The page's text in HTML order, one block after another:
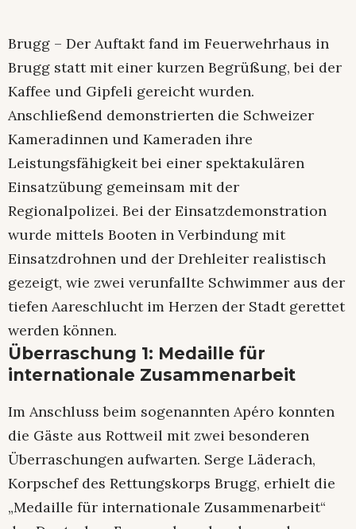
Brugg – Der Auftakt fand im Feuerwehrhaus in
Brugg statt mit einer kurzen Begrüßung, bei der
Kaffee und Gipfeli gereicht wurden.
Anschließend demonstrierten die Schweizer
Kameradinnen und Kameraden ihre
Leistungsfähigkeit bei einer spektakulären
Einsatzübung gemeinsam mit der
Regionalpolizei. Bei der Einsatzdemonstration
wurde mittels Booten in Verbindung mit
Einsatzdrohnen und der Drehleiter realistisch
gezeigt, wie zwei verunfallte Schwimmer aus der
tiefen Aareschlucht im Herzen der Stadt gerettet
werden können.
Überraschung 1: Medaille für
internationale Zusammenarbeit
Im Anschluss beim sogenannten Apéro konnten
die Gäste aus Rottweil mit zwei besonderen
Überraschungen aufwarten. Serge Läderach,
Korpschef des Rettungskorps Brugg, erhielt die
„Medaille für internationale Zusammenarbeit“